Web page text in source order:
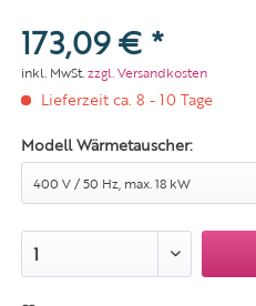
173,09 € *
inkl. MwSt.zzgl. Versandkosten
Lieferzeit ca. 8 - 10 Tage
Modell Wärmetauscher: